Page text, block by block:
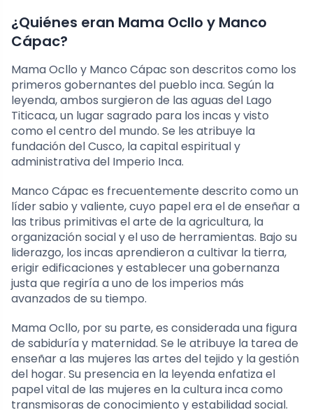
¿Quiénes eran Mama Ocllo y Manco
Cápac?
Mama Ocllo y Manco Cápac son descritos como los
primeros gobernantes del pueblo inca. Según la
leyenda, ambos surgieron de las aguas del Lago
Titicaca, un lugar sagrado para los incas y visto
como el centro del mundo. Se les atribuye la
fundación del Cusco, la capital espiritual y
administrativa del Imperio Inca.
Manco Cápac es frecuentemente descrito como un
líder sabio y valiente, cuyo papel era el de enseñar a
las tribus primitivas el arte de la agricultura, la
organización social y el uso de herramientas. Bajo su
liderazgo, los incas aprendieron a cultivar la tierra,
erigir edificaciones y establecer una gobernanza
justa que regiría a uno de los imperios más
avanzados de su tiempo.
Mama Ocllo, por su parte, es considerada una figura
de sabiduría y maternidad. Se le atribuye la tarea de
enseñar a las mujeres las artes del tejido y la gestión
del hogar. Su presencia en la leyenda enfatiza el
papel vital de las mujeres en la cultura inca como
transmisoras de conocimiento y estabilidad social.